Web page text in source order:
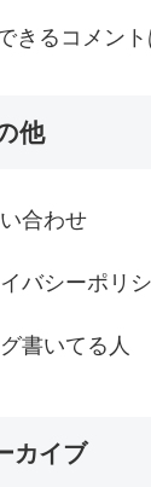
きるコメント
他
合わせ
バシーポリ
書いてる人
カイブ